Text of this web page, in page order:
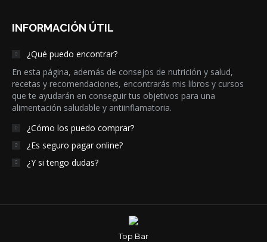
INFORMACIÓN ÚTIL
¿Qué puedo encontrar?
En esta página, además de consejos de nutrición y salud,
recetas y recomendaciones, encontrarás mis libros y cursos
que te ayudarán en conseguir tus objetivos para una
alimentación saludable y antiinflamatoria.
¿Cómo los puedo comprar?
¿Es seguro pagar online?
¿Y si tengo dudas?
Top Bar